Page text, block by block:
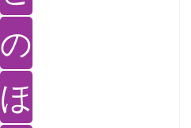
の
ほ